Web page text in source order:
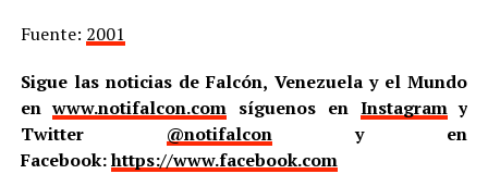
Fuente: 2001
Sigue las noticias de Falcón, Venezuela y el Mundo
enwww.notifalcon.com síguenos en Instagramy
Twitter @notifalcony en
Facebook:https://www.facebook.com